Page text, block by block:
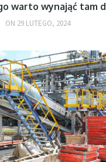
warto wynająć tam
ON 29 LUTEGO, 2024